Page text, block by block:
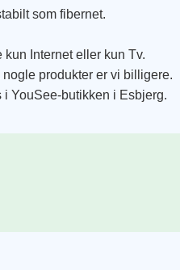
som fibernet.
Internet eller kun Tv.
produkter er vi billigere.
YouSee-butikken i Esbjerg.